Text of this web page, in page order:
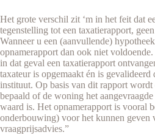
Het grote verschil zit ‘m in het feit dat
tegenstelling tot een taxatierapport,
Wanneer u een (aanvullende)
opnamerapport dan ook niet
in dat geval een taxatierapport
taxateur is opgemaakt én is
instituut. Op basis van dit rapport
bepaald of de woning het
waard is. Het opnamerapport is vooral
onderbouwing) voor het kunnen geven
vraagprijsadvies.”